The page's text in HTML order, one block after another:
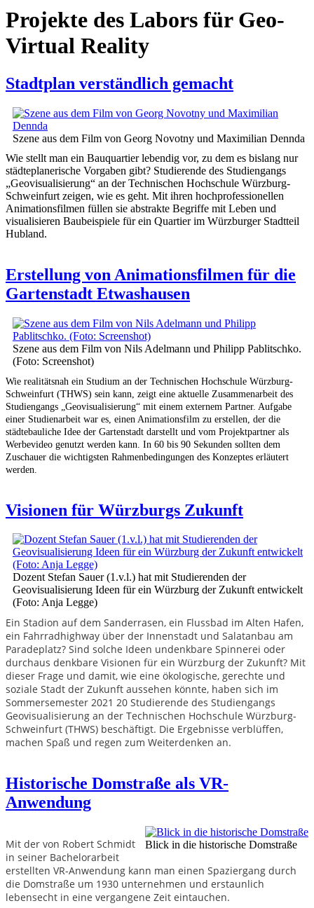
Projekte des Labors für Geo-
Virtual Reality
Stadtplan verständlich gemacht
Szene aus dem Film von Georg Novotny und Maximilian Dennda
Wie stellt man ein Bauquartier lebendig vor, zu dem es bislang nur
städteplanerische Vorgaben gibt? Studierende des Studiengangs
„Geovisualisierung“ an der Technischen Hochschule Würzburg-
Schweinfurt zeigen, wie es geht. Mit ihren hochprofessionellen
Animationsfilmen füllen sie abstrakte Begriffe mit Leben und
visualisieren Baubeispiele für ein Quartier im Würzburger Stadtteil
Hubland.
Erstellung von Animationsfilmen für die
Gartenstadt Etwashausen
Szene aus dem Film von Nils Adelmann und Philipp Pablitschko.
(Foto: Screenshot)
Wie realitätsnah ein Studium an der Technischen Hochschule Würzburg-
Schweinfurt (THWS) sein kann, zeigt eine aktuelle Zusammenarbeit des
Studiengangs „Geovisualisierung“ mit einem externem Partner. Aufgabe
einer Studienarbeit war es, einen Animationsfilm zu erstellen, der die
städtebauliche Idee der Gartenstadt darstellt und vom Projektpartner als
Werbevideo genutzt werden kann. In 60 bis 90 Sekunden sollten dem
Zuschauer die wichtigsten Rahmenbedingungen des Konzeptes erläutert
werden.
Visionen für Würzburgs Zukunft
Dozent Stefan Sauer (1.v.l.) hat mit Studierenden der
Geovisualisierung Ideen für ein Würzburg der Zukunft entwickelt
(Foto: Anja Legge)
Ein Stadion auf dem Sanderrasen, ein Flussbad im Alten Hafen,
ein Fahrradhighway über der Innenstadt und Salatanbau am
Paradeplatz? Sind solche Ideen undenkbare Spinnerei oder
durchaus denkbare Visionen für ein Würzburg der Zukunft? Mit
dieser Frage und damit, wie eine ökologische, gerechte und
soziale Stadt der Zukunft aussehen könnte, haben sich im
Sommersemester 2021 20 Studierende des Studiengangs
Geovisualisierung an der Technischen Hochschule Würzburg-
Schweinfurt (THWS) beschäftigt. Die Ergebnisse verblüffen,
machen Spaß und regen zum Weiterdenken an.
Historische Domstraße als VR-
Anwendung
Blick in die historische Domstraße
Mit der von Robert Schmidt
in seiner Bachelorarbeit
erstellten VR-Anwendung kann man einen Spaziergang durch
die Domstraße um 1930 unternehmen und erstaunlich
lebensecht in eine vergangene Zeit eintauchen.